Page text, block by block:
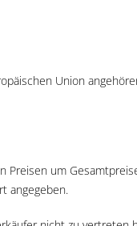
Union
um
angegeben.